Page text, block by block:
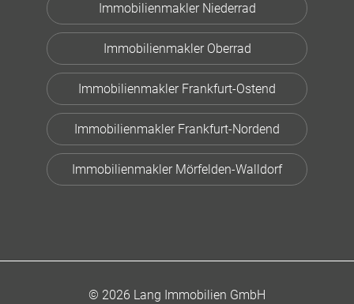
Immobilienmakler Niederrad
Immobilienmakler Oberrad
Immobilienmakler Frankfurt-Ostend
Immobilienmakler Frankfurt-Nordend
Immobilienmakler Mörfelden-Walldorf
© 2026 Lang Immobilien GmbH